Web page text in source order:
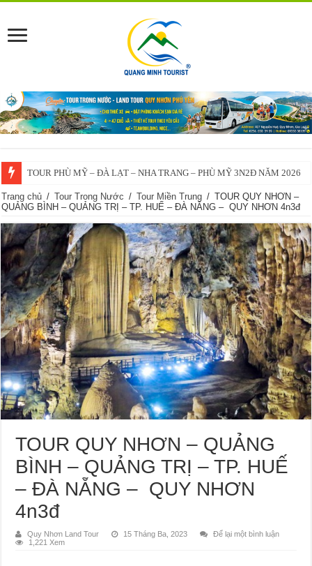
TOUR PHÙ MỸ – ĐÀ LẠT – NHA TRANG – PHÙ MỸ 3N2Đ NĂM 2026
Trang chủ / Tour Trong Nước / Tour Miền Trung / TOUR QUY NHƠN –
QUẢNG BÌNH – QUẢNG TRỊ – TP. HUẾ – ĐÀ NẴNG – QUY NHƠN 4n3đ
TOUR QUY NHƠN – QUẢNG
BÌNH – QUẢNG TRỊ – TP. HUẾ
– ĐÀ NẴNG – QUY NHƠN
4n3đ
Quy Nhơn Land Tour 15 Tháng Ba, 2023
Để lại một bình luận
1,221 Xem